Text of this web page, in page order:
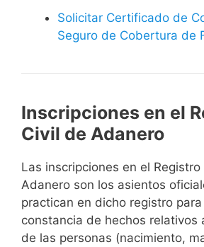
Solicitar Certificado de
Seguro de Cobertura de
Inscripciones en el
Civil de Adanero
Las inscripciones en el Registro
Adanero son los asientos
practican en dicho registro
constancia de hechos relativos
de las personas (nacimiento,